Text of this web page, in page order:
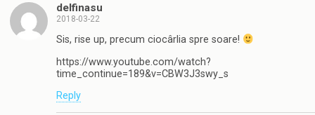
delfinasu
2018-03-22
Sis, rise up, precum ciocârlia spre soare!
https://www.youtube.com/watch?
time_continue=189&v=CBW3J3swy_s
Reply